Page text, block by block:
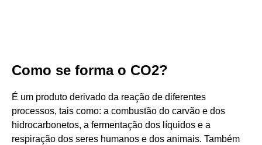
Como se forma o CO2?
É um produto derivado da reação de diferentes
processos, tais como: a combustão do carvão e dos
hidrocarbonetos, a fermentação dos líquidos e a
respiração dos seres humanos e dos animais. Também